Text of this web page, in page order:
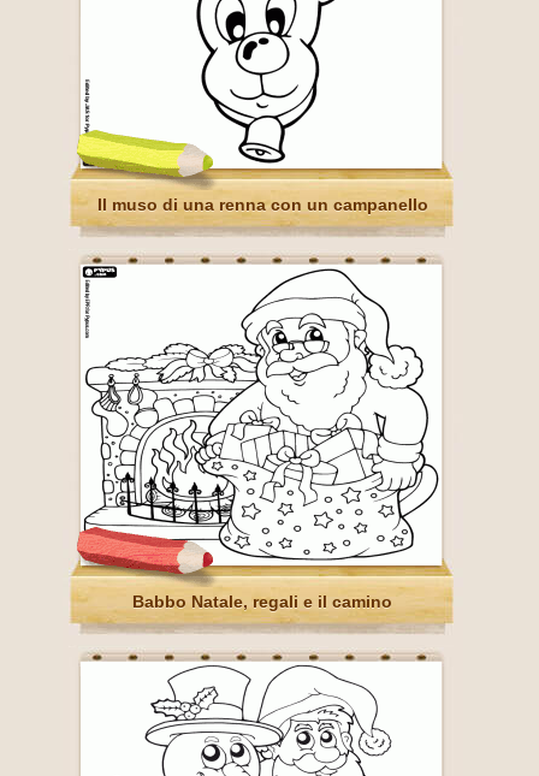
Il muso di una renna con un campanello
Babbo Natale, regali e il camino